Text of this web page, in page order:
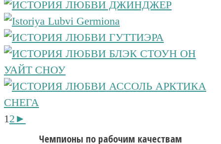
12 ►
Чемпионы по рабочим качествам